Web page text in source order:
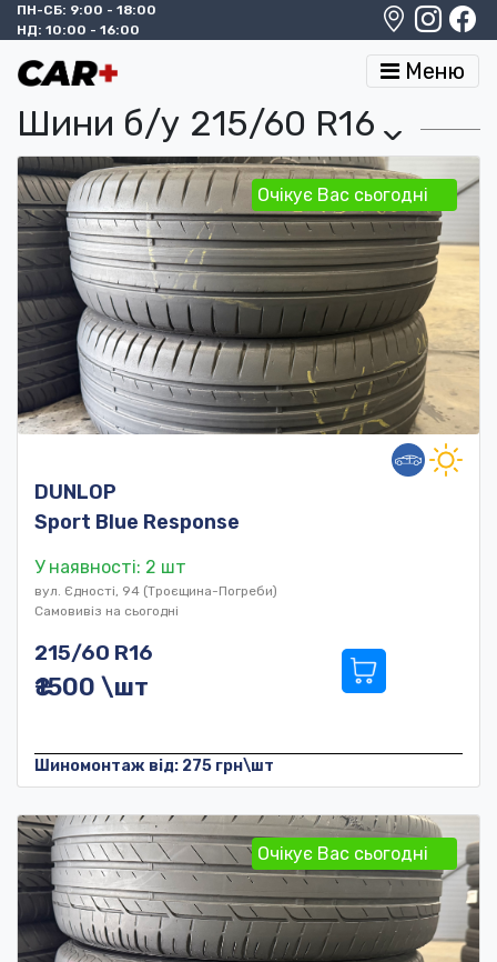
ПН-СБ: 9:00 - 18:00
НД: 10:00 - 16:00
Меню
Шини б/у 215/60 R16›
Очікує Вас сьогодні
DUNLOP
Sport Blue Response
У наявності: 2 шт
вул. Єдності, 94 (Троєщина-Погреби)
Самовивіз на сьогодні
215/60 R16
₴1500 \шт
Шиномонтаж від: 275 грн\шт
Очікує Вас сьогодні